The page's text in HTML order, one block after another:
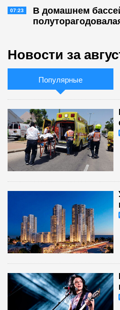
07:23
В домашнем
Новости за
Популярные